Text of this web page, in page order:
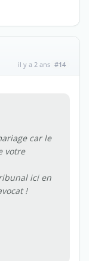
il y a 2 ans #14
car le
votre
ici en
!